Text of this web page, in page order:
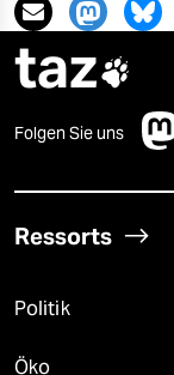
taz
Folgen Sie uns
Ressorts
Politik
Öko